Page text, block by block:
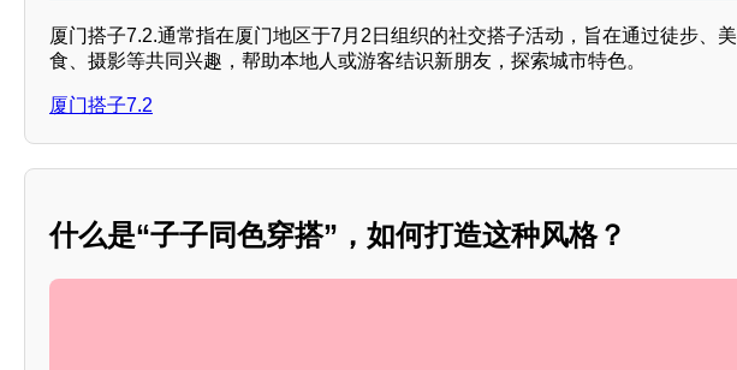
厦门搭子7.2.通常指在厦门地区于7月2日组织的社交搭子活动，旨在通过徒步、美
食、摄影等共同兴趣，帮助本地人或游客结识新朋友，探索城市特色。
厦门搭子7.2
什么是“子子同色穿搭”，如何打造这种风格？